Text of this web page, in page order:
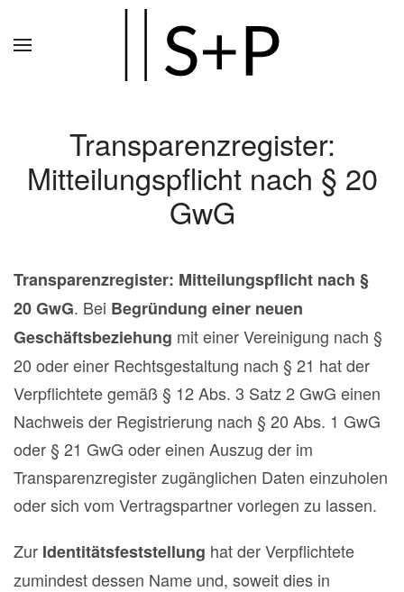
Transparenzregister:
Mitteilungspflicht nach § 20
GwG
Transparenzregister: Mitteilungspflicht nach §
20 GwG. Bei Begründung einer neuen
Geschäftsbeziehung mit einer Vereinigung nach §
20 oder einer Rechtsgestaltung nach § 21 hat der
Verpflichtete gemäß § 12 Abs. 3 Satz 2 GwG einen
Nachweis der Registrierung nach § 20 Abs. 1 GwG
oder § 21 GwG oder einen Auszug der im
Transparenzregister zugänglichen Daten einzuholen
oder sich vom Vertragspartner vorlegen zu lassen.
Zur Identitätsfeststellung hat der Verpflichtete
zumindest dessen Name und, soweit dies in